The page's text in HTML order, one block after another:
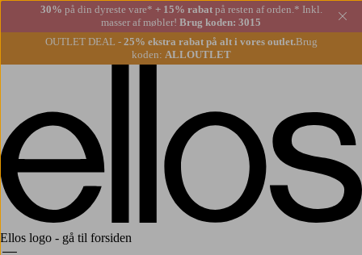
30% på din dyreste vare* + 15% rabatpå resten af orden.* Inkl.
masser af møbler! Brug koden: 3015
OUTLET DEAL - 25% ekstra rabat på alt i vores outlet.Brug
koden: ALLOUTLET
Ellos logo - gå til forsiden